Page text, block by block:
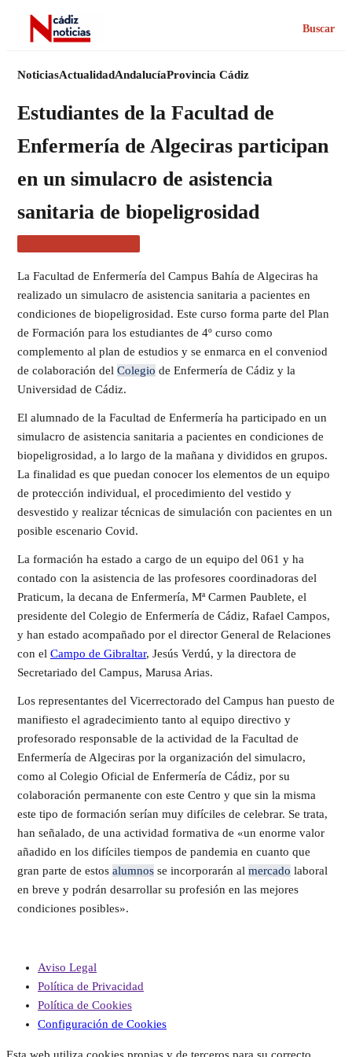
Buscar
NoticiasActualidadAndalucíaProvincia Cádiz
Estudiantes de la Facultad de
Enfermería de Algeciras participan
en un simulacro de asistencia
sanitaria de biopeligrosidad
La Facultad de Enfermería del Campus Bahía de Algeciras ha
realizado un simulacro de asistencia sanitaria a pacientes en
condiciones de biopeligrosidad. Este curso forma parte del Plan
de Formación para los estudiantes de 4º curso como
complemento al plan de estudios y se enmarca en el conveniod
de colaboración del Colegio de Enfermería de Cádiz y la
Universidad de Cádiz.
El alumnado de la Facultad de Enfermería ha participado en un
simulacro de asistencia sanitaria a pacientes en condiciones de
biopeligrosidad, a lo largo de la mañana y divididos en grupos.
La finalidad es que puedan conocer los elementos de un equipo
de protección individual, el procedimiento del vestido y
desvestido y realizar técnicas de simulación con pacientes en un
posible escenario Covid.
La formación ha estado a cargo de un equipo del 061 y ha
contado con la asistencia de las profesores coordinadoras del
Praticum, la decana de Enfermería, Mª Carmen Paublete, el
presidente del Colegio de Enfermería de Cádiz, Rafael Campos,
y han estado acompañado por el director General de Relaciones
con el Campo de Gibraltar, Jesús Verdú, y la directora de
Secretariado del Campus, Marusa Arias.
Los representantes del Vicerrectorado del Campus han puesto de
manifiesto el agradecimiento tanto al equipo directivo y
profesorado responsable de la actividad de la Facultad de
Enfermería de Algeciras por la organización del simulacro,
como al Colegio Oficial de Enfermería de Cádiz, por su
colaboración permanente con este Centro y que sin la misma
este tipo de formación serían muy difíciles de celebrar. Se trata,
han señalado, de una actividad formativa de «un enorme valor
añadido en los difíciles tiempos de pandemia en cuanto que
gran parte de estos alumnos se incorporarán al mercado laboral
en breve y podrán desarrollar su profesión en las mejores
condiciones posibles».
Aviso Legal
Política de Privacidad
Política de Cookies
Configuración de Cookies